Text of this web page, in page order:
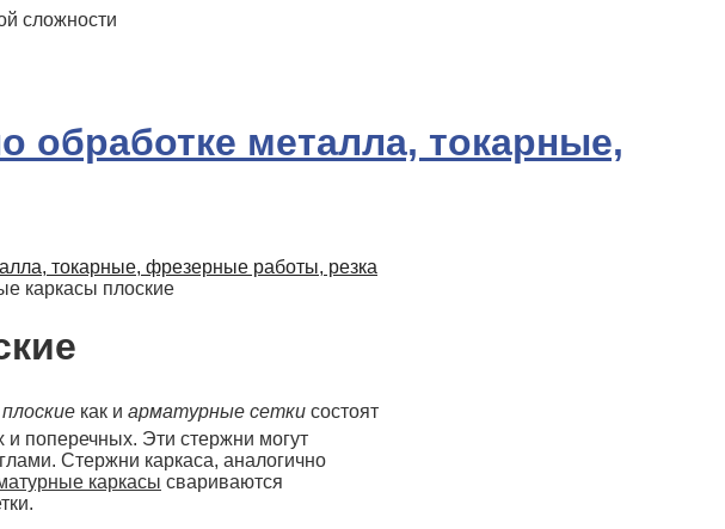
сложности
токарные, фрезерные работы, резка
каркасы плоские
как и арматурные сетки состоят
поперечных. Эти стержни могут
Стержни каркаса, аналогично
каркасы свариваются